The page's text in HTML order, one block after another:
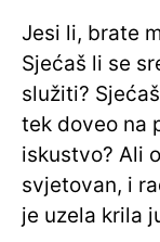
Jesi li, brate
Sjećaš li se
služiti?
tek doveo na
iskustvo? Ali
svjetovan, i
je uzela krila